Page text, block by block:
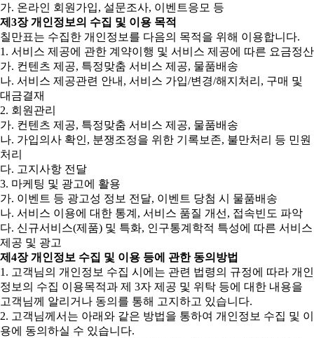
가. 온라인 회원가입, 설문조사, 이벤트응모 등
제3장 개인정보의 수집 및 이용 목적
칠만표는 수집한 개인정보를 다음의 목적을 위해 이용합니다.
1. 서비스 제공에 관한 계약이행 및 서비스 제공에 따른 요금정산
가. 컨텐츠 제공, 특정맞춤 서비스 제공, 물품배송
나. 서비스 제공관련 안내, 서비스 가입/변경/해지처리, 구매 및
대금결재
2. 회원관리
가. 컨텐츠 제공, 특정맞춤 서비스 제공, 물품배송
나. 가입의사 확인, 분쟁조정을 위한 기록보존, 불만처리 등 민원
처리
다. 고지사항 전달
3. 마케팅 및 광고에 활용
가. 이벤트 등 광고성 정보 전달, 이벤트 당첨 시 물품배송
나. 서비스 이용에 대한 통계, 서비스 품질 개선, 접속빈도 파악
다. 신규서비스(제품) 및 특화, 인구통계학적 특성에 따른 서비스
제공 및 광고
제4장 개인정보 수집 및 이용 등에 관한 동의방법
1. 고객님의 개인정보 수집 시에는 관련 법령의 규정에 따라 개인
정보의 수집 이용목적과 제 3자 제공 및 위탁 등에 대한 내용을
고객님께 알리거나 동의를 통해 고지하고 있습니다.
2. 고객님께서는 아래와 같은 방법을 통하여 개인정보 수집 및 이
용에 동의하실 수 있습니다.